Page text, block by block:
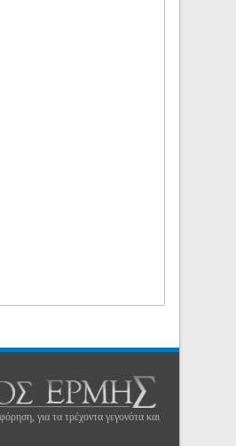
για τα τρέχοντα γεγονότα και